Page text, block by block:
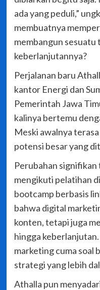
ada yang peduli,”
membuatnya
membangun sesuatu
keberlanjutannya?
Perjalanan baru
kantor Energi dan
Pemerintah Jawa
kalinya bertemu
Meski awalnya
potensi besar yang
Perubahan
mengikuti pelatihan
bootcamp berbasis
bahwa digital
konten, tetapi juga
hingga
marketing cuma soal
strategi yang lebih
Athalla pun